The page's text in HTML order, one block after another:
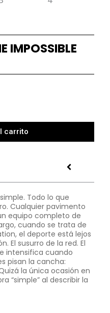
IMPOSSIBLE
carrito
Todo lo que
Cualquier pavimento
equipo completo de
cuando se trata de
el deporte está lejos
El susurro de la red. El
intensifica cuando
pisan la cancha:
la única ocasión en
“simple” al describir la